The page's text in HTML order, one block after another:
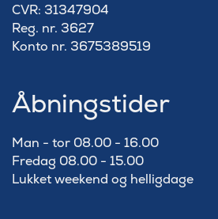
​CVR: 31347904
Reg. nr. 3627
Konto nr. 3675389519
Åbningstider
Man - tor 08.00 - 16.00
Fredag 08.00 - 15.00
Lukket weekend og helligdage